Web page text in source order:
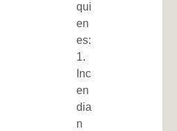
qui
en
es:
1.
Inc
en
dia
n